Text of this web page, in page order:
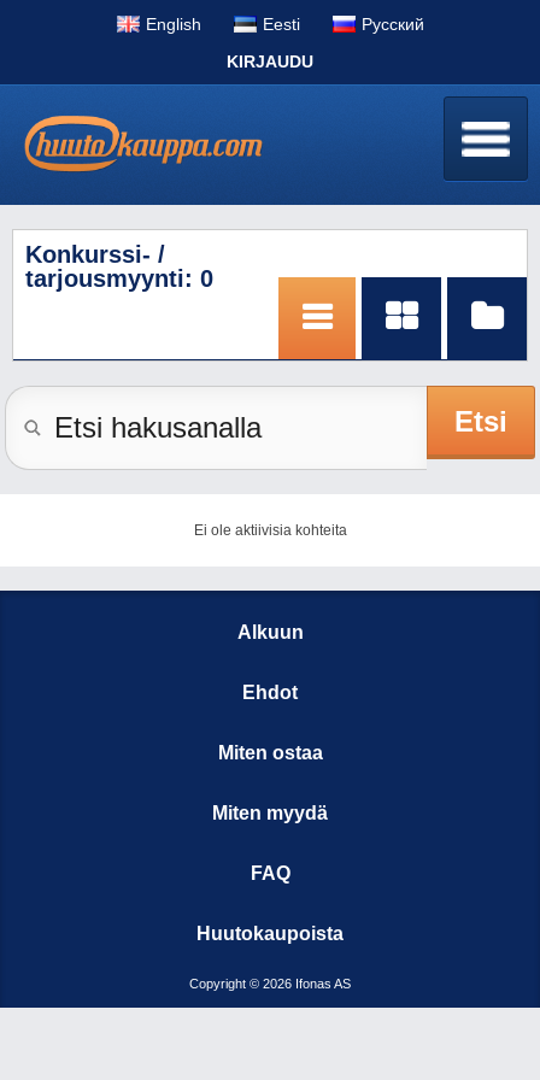
English Eesti
Pусский
Konkurssi- /
tarjousmyynti: 0
Etsi
Ei ole aktiivisia kohteita
Alkuun
Ehdot
Miten ostaa
Miten myydä
FAQ
Huutokaupoista
Copyright © 2026 Ifonas AS